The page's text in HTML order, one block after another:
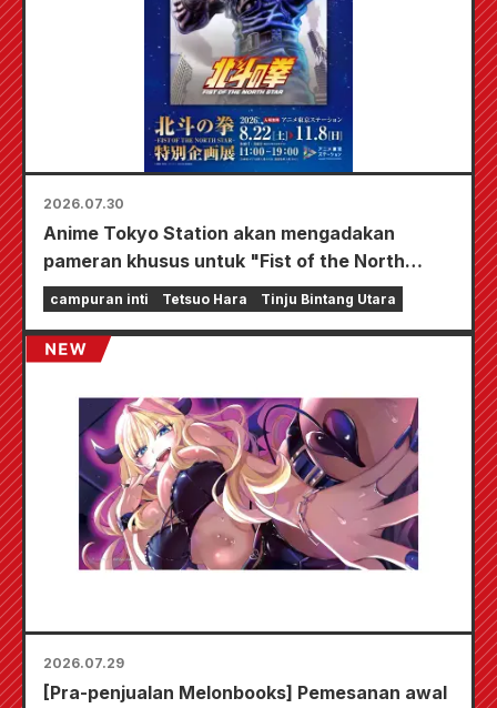
2026.07.30
Anime Tokyo Station akan mengadakan
pameran khusus untuk "Fist of the North
Star"!!
campuran inti Tetsuo Hara Tinju Bintang Utara
2026.07.29
[Pra-penjualan Melonbooks] Pemesanan awal